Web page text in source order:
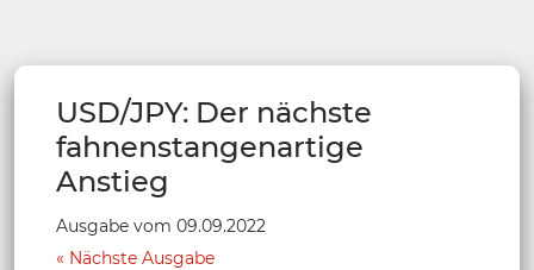
USD/JPY: Der nächste
fahnenstangenartige
Anstieg
Ausgabe vom 09.09.2022
Nächste Ausgabe